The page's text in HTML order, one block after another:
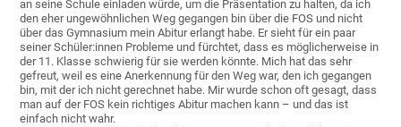
an seine Schule einladen würde, um die Präsentation zu halten, da ich
den eher ungewöhnlichen Weg gegangen bin über die FOS und nicht
über das Gymnasium mein Abitur erlangt habe. Er sieht für ein paar
seiner Schüler:innen Probleme und fürchtet, dass es möglicherweise in
der 11. Klasse schwierig für sie werden könnte. Mich hat das sehr
gefreut, weil es eine Anerkennung für den Weg war, den ich gegangen
bin, mit der ich nicht gerechnet habe. Mir wurde schon oft gesagt, dass
man auf der FOS kein richtiges Abitur machen kann – und das ist
einfach nicht wahr.